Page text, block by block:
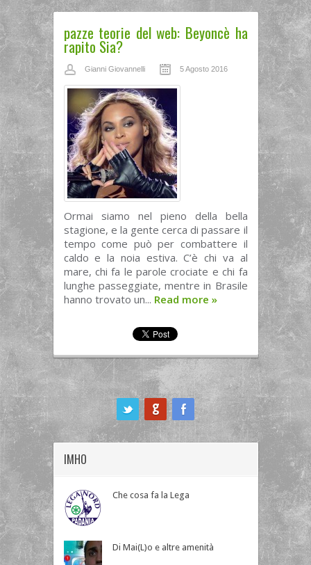
pazze teorie del web: Beyoncè ha
rapito Sia?
Gianni Giovannelli 5 Agosto 2016
Ormai siamo nel pieno della bella
stagione, e la gente cerca di passare il
tempo come può per combattere il
caldo e la noia estiva. C’è chi va al
mare, chi fa le parole crociate e chi fa
lunghe passeggiate, mentre in Brasile
hanno trovato un... Read more »
IMHO
Che cosa fa la Lega
Di Mai(L)o e altre amenità